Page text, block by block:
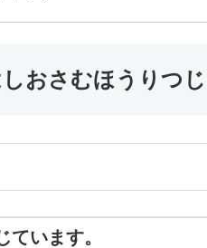
おさむほうりつ
います。